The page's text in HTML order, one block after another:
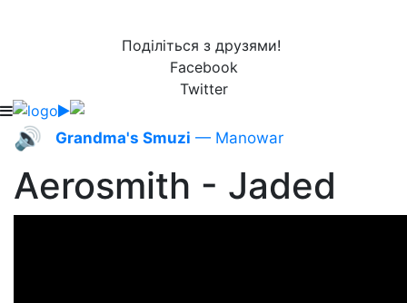
Поділіться з друзями!
Facebook
Twitter
🔊 Grandma's Smuzi — Manowar
Aerosmith - Jaded